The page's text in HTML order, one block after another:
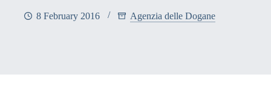
8 February 2016 Agenzia delle Dogane